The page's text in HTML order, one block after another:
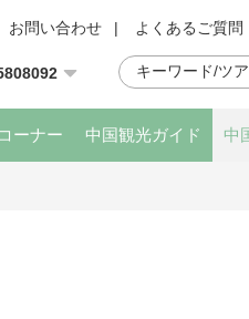
お問い合わせ | よくあるご質問
ーナー 中国観光ガイド 中